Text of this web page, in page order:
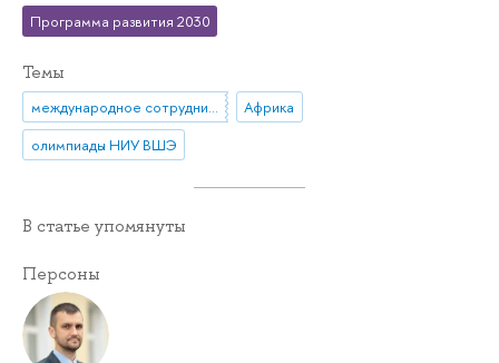
Программа развития 2030
Темы
международное сотрудничество
Африка
олимпиады НИУ ВШЭ
В статье упомянуты
Персоны